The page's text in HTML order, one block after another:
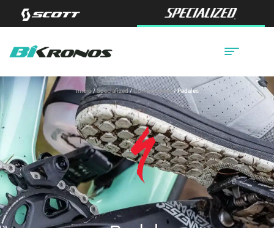
Inicio/Specialized/Componentes/ Pedales